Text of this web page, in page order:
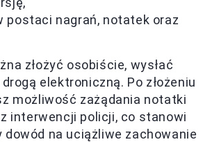
postaci nagrań, notatek oraz
złożyć osobiście, wysłać
elektroniczną. Po złożeniu
możliwość zażądania notatki
z interwencji policji, co stanowi
dowód na uciążliwe zachowanie